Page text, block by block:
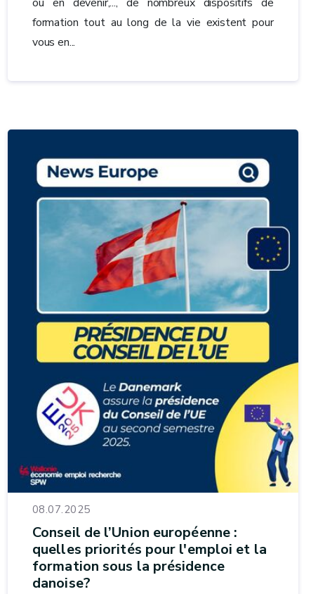
formation tout au long de la vie existent pour
vous en...
08.07.2025
Conseil de l’Union européenne :
quelles priorités pour l'emploi et la
formation sous la présidence
danoise?